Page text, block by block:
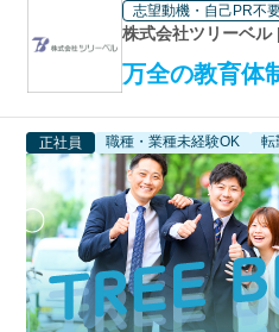
志望動機・自己PR不
株式会社ツリーベ
万全の教育体
正社員 職種・業種未経験OK 転